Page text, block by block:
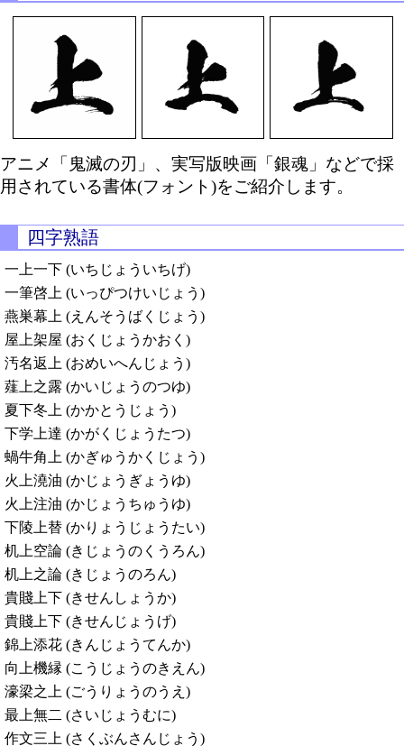
アニメ「鬼滅の刃」、実写版映画「銀魂」などで採
用されている書体(フォント)をご紹介します。
四字熟語
一上一下 (いちじょういちげ)
一筆啓上 (いっぴつけいじょう)
燕巣幕上 (えんそうばくじょう)
屋上架屋 (おくじょうかおく)
汚名返上 (おめいへんじょう)
薤上之露 (かいじょうのつゆ)
夏下冬上 (かかとうじょう)
下学上達 (かがくじょうたつ)
蝸牛角上 (かぎゅうかくじょう)
火上澆油 (かじょうぎょうゆ)
火上注油 (かじょうちゅうゆ)
下陵上替 (かりょうじょうたい)
机上空論 (きじょうのくうろん)
机上之論 (きじょうのろん)
貴賤上下 (きせんしょうか)
貴賤上下 (きせんじょうげ)
錦上添花 (きんじょうてんか)
向上機縁 (こうじょうのきえん)
濠梁之上 (ごうりょうのうえ)
最上無二 (さいじょうむに)
作文三上 (さくぶんさんじょう)